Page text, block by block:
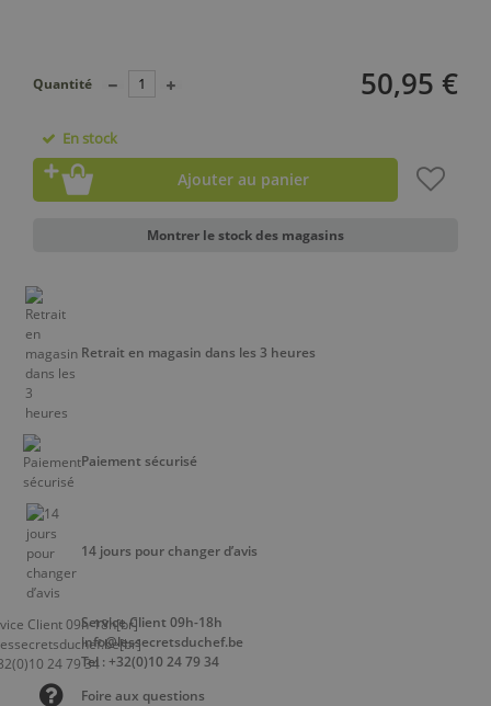
50,95 €
Quantité
En stock
Ajouter au panier
Montrer le stock des magasins
Retrait en magasin dans les 3 heures
Paiement sécurisé
14 jours pour changer d’avis
Service Client 09h-18h
info@lessecretsduchef.be
Tel : +32(0)10 24 79 34
Foire aux questions